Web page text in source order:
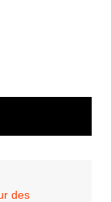
des